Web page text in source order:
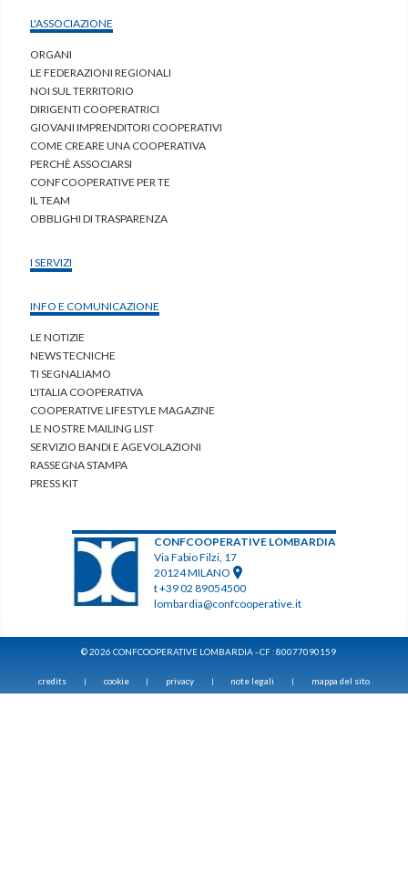
L'ASSOCIAZIONE
ORGANI
LE FEDERAZIONI REGIONALI
NOI SUL TERRITORIO
DIRIGENTI COOPERATRICI
GIOVANI IMPRENDITORI COOPERATIVI
COME CREARE UNA COOPERATIVA
PERCHÈ ASSOCIARSI
CONFCOOPERATIVE PER TE
IL TEAM
OBBLIGHI DI TRASPARENZA
I SERVIZI
INFO E COMUNICAZIONE
LE NOTIZIE
NEWS TECNICHE
TI SEGNALIAMO
L'ITALIA COOPERATIVA
COOPERATIVE LIFESTYLE MAGAZINE
LE NOSTRE MAILING LIST
SERVIZIO BANDI E AGEVOLAZIONI
RASSEGNA STAMPA
PRESS KIT
CONFCOOPERATIVE LOMBARDIA
Via Fabio Filzi, 17
20124 MILANO
t +39 02 89054500
lombardia@confcooperative.it
© 2026 CONFCOOPERATIVE LOMBARDIA - CF : 80077090159
credits | cookie | privacy | note legali | mappa del sito